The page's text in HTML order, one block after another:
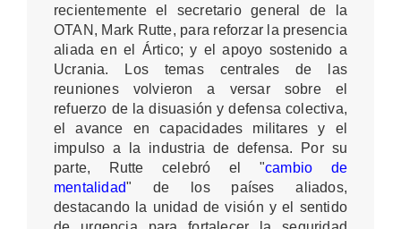
recientemente el secretario general de la
OTAN, Mark Rutte, para reforzar la presencia
aliada en el Ártico; y el apoyo sostenido a
Ucrania. Los temas centrales de las
reuniones volvieron a versar sobre el
refuerzo de la disuasión y defensa colectiva,
el avance en capacidades militares y el
impulso a la industria de defensa. Por su
parte, Rutte celebró el "cambio de
mentalidad" de los países aliados,
destacando la unidad de visión y el sentido